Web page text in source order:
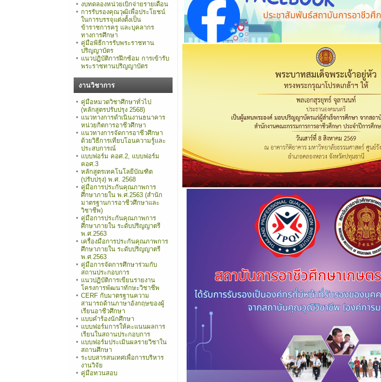
งบทดลองหน่วยเบิกจ่ายรายเดือน
การรับรองคุณวุฒิเพื่อประโยชน์
ในการบรรจุแต่งตั้งเป็น
ข้าราชการครู และบุคลากร
ทางการศึกษา
คู่มือพิธีการรับพระราชทาน
ปริญญาบัตร
แนวปฏิบัติการฝึกซ้อม การเข้ารับ
พระราชทานปริญญาบัตร
งานวิชาการ
คู่มือหมวดวิชาศึกษาทั่วไป
(หลักสูตรปรับปรุง 2568)
แนวทางการดำเนินงานธนาคาร
หน่วยกิตการอาชีวศึกษา
แนวทางการจัดการอาชีวศึกษา
ด้วยวิธีการเทียบโอนความรู้และ
ประสบการณ์
แบบฟอร์ม คอศ.2, แบบฟอร์ม
คอศ.3
หลักสูตรเทคโนโลยีบัณฑิต
(ปรับปรุง) พ.ศ. 2568
คู่มือการประกันคุณภาพการ
ศึกษาภายใน พ.ศ.2563 (สำนัก
มาตรฐานการอาชีวศึกษาและ
วิชาชีพ)
คู่มือการประกันคุณภาพการ
ศึกษาภายใน ระดับปริญญาตรี
พ.ศ.2563
เครื่องมือการประกันคุณภาพการ
ศึกษาภายใน ระดับปริญญาตรี
พ.ศ.2563
คู่มือการจัดการศึกษาร่วมกับ
สถานประกอบการ
แนวปฏิบัติการเขียนรายงาน
โครงการพัฒนาทักษะวิชาชีพ
CERF กับมาตรฐานความ
สามารถด้านภาษาอังกฤษของผู้
เรียนอาชีวศึกษา
แบบคำร้องนักศึกษา
แบบฟอร์มการให้คะแนนผลการ
เรียนในสถานประกอบการ
แบบฟอร์มประเมินผลรายวิชาใน
สถานศึกษา
ระบบสารสนเทศเพื่อการบริหาร
งานวิจัย
คู่มือทวนสอบ